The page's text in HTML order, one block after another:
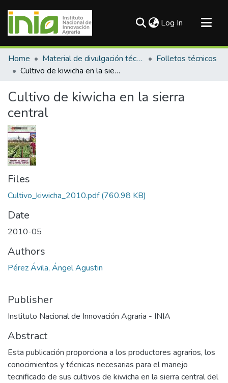
Log In (current)
Communities & Collections
All of DSpace
Home Material de divulgación técnica
Folletos técnicos
Cultivo de kiwicha en la sierra central
Cultivo de kiwicha en la sierra
central
Files
Cultivo_kiwicha_2010.pdf(760.98 KB)
Date
2010-05
Authors
Pérez Ávila, Ángel Agustin
Publisher
Instituto Nacional de Innovación Agraria - INIA
Abstract
Esta publicación proporciona a los productores agrarios, los
conocimientos y técnicas necesarias para el manejo
tecnificado de sus cultivos de kiwicha en la sierra central del